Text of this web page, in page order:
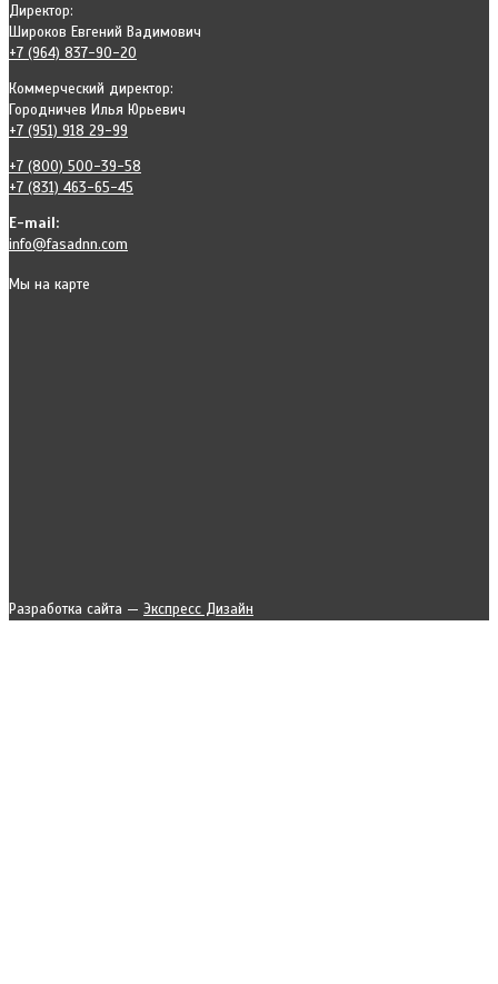
Директор:
Широков Евгений Вадимович
+7 (964) 837-90-20
Коммерческий директор:
Городничев Илья Юрьевич
+7 (951) 918 29-99
+7 (800) 500-39-58
+7 (831) 463-65-45
E-mail:
info@fasadnn.com
Мы на карте
Разработка сайта — Экспресс Дизайн